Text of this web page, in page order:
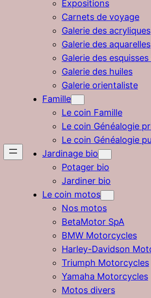
Expositions
Carnets de voyage
Galerie des acryliques
Galerie des aquarelles
Galerie des
Galerie des huiles
Galerie orientaliste
Famille
Le coin Famille
Le coin Généalogie
Le coin Généalogie
Jardinage bio
Potager bio
Jardiner bio
Le coin motos
Nos motos
BetaMotor SpA
BMW Motorcycles
Harley-Davidson
Triumph Motorcycles
Yamaha Motorcycles
Motos divers